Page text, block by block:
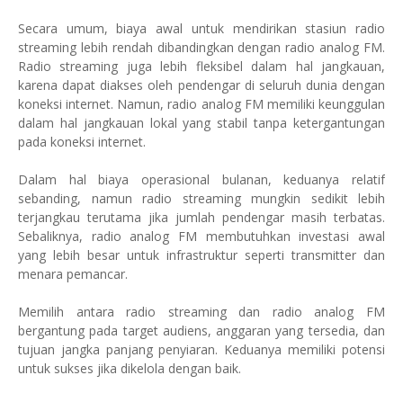
Secara umum, biaya awal untuk mendirikan stasiun radio
streaming lebih rendah dibandingkan dengan radio analog FM.
Radio streaming juga lebih fleksibel dalam hal jangkauan,
karena dapat diakses oleh pendengar di seluruh dunia dengan
koneksi internet. Namun, radio analog FM memiliki keunggulan
dalam hal jangkauan lokal yang stabil tanpa ketergantungan
pada koneksi internet.
Dalam hal biaya operasional bulanan, keduanya relatif
sebanding, namun radio streaming mungkin sedikit lebih
terjangkau terutama jika jumlah pendengar masih terbatas.
Sebaliknya, radio analog FM membutuhkan investasi awal
yang lebih besar untuk infrastruktur seperti transmitter dan
menara pemancar.
Memilih antara radio streaming dan radio analog FM
bergantung pada target audiens, anggaran yang tersedia, dan
tujuan jangka panjang penyiaran. Keduanya memiliki potensi
untuk sukses jika dikelola dengan baik.